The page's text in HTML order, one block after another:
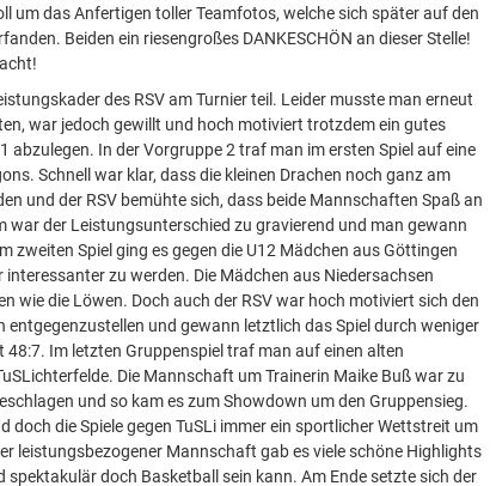
um das Anfertigen toller Teamfotos, welche sich später auf den
Beiden ein riesengroßes DANKESCHÖN an dieser Stelle!
des RSV am Turnier teil. Leider musste man erneut
war jedoch gewillt und hoch motiviert trotzdem ein gutes
abzulegen. In der Vorgruppe 2 traf man im ersten Spiel auf eine
Schnell war klar, dass die kleinen Drachen noch ganz am
und der RSV bemühte sich, dass beide Mannschaften Spaß an
war der Leistungsunterschied zu gravierend und man gewann
zweiten Spiel ging es gegen die U12 Mädchen aus Göttingen
zu werden. Die Mädchen aus Niedersachsen
wie die Löwen. Doch auch der RSV war hoch motiviert sich den
entgegenzustellen und gewann letztlich das Spiel durch weniger
48:7. Im letzten Gruppenspiel traf man auf einen alten
Die Mannschaft um Trainerin Maike Buß war zu
und so kam es zum Showdown um den Gruppensieg.
doch die Spiele gegen TuSLi immer ein sportlicher Wettstreit um
leistungsbezogener Mannschaft gab es viele schöne Highlights
spektakulär doch Basketball sein kann. Am Ende setzte sich der